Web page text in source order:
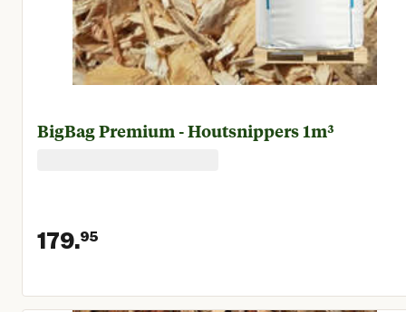
BigBag Premium - Houtsnippers 1m³
179.95
Huidige prijs € 179,95